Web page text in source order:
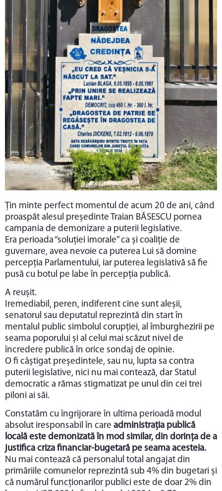
Țin minte perfect momentul de acum 20 de ani, când
proaspăt alesul președinte Traian BĂSESCU pornea
campania de demonizare a puterii legislative.
Era perioada “soluției imorale” ca și coaliție de
guvernare, avea nevoie ca puterea Lui să domine
percepția Parlamentului, iar puterea legislativă să fie
pusă cu botul pe labe în percepția publică.
A reușit.
Iremediabil, peren, indiferent cine sunt aleșii,
senatorul sau deputatul reprezintă din start în
mentalul public simbolul corupției, al îmburghezirii pe
seama poporului și al celui mai scăzut nivel de
încredere publică în orice sondaj de opinie.
O fi câștigat președintele, sau nu, lupta sa contra
puterii legislative, nici nu mai contează, dar Statul
democratic a rămas stigmatizat pe unul din cei trei
piloni ai săi.
Constatăm cu îngrijorare în ultima perioadă modul
absolut iresponsabil în care administrația publică
locală este demonizată în mod similar, din dorința de a
justifica criza financiar-bugetară pe seama acesteia.
Nu mai contează că personalul total angajat din
primăriile comunelor reprezintă sub 4% din bugetari și
că numărul funcționarilor publici este de doar 2% din